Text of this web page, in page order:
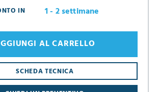
IN
1 - 2 settimane
SCHEDA TECNICA
AL CARRELLO
8
16